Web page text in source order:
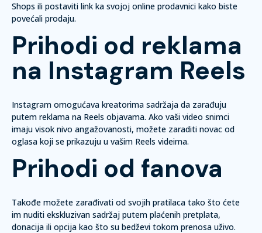
Shops ili postaviti link ka svojoj online prodavnici kako biste
povećali prodaju.
Prihodi od reklama
na Instagram Reels
Instagram omogućava kreatorima sadržaja da zarađuju
putem reklama na Reels objavama. Ako vaši video snimci
imaju visok nivo angažovanosti, možete zaraditi novac od
oglasa koji se prikazuju u vašim Reels videima.
Prihodi od fanova
Takođe možete zarađivati od svojih pratilaca tako što ćete
im nuditi ekskluzivan sadržaj putem plaćenih pretplata,
donacija ili opcija kao što su bedževi tokom prenosa uživo.